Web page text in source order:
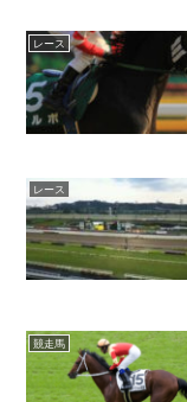
レース
レース
競走馬